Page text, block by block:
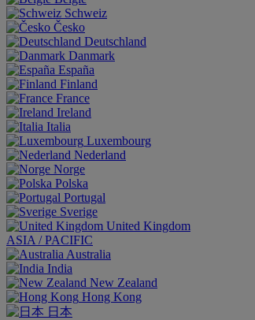
Schweiz
Česko
Deutschland
Danmark
España
Finland
France
Ireland
Italia
Luxembourg
Nederland
Norge
Polska
Portugal
Sverige
United Kingdom
ASIA / PACIFIC
Australia
India
New Zealand
Hong Kong
日本